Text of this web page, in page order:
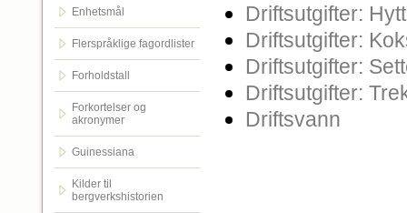
Enhetsmål
Flerspråklige fagordlister
Forholdstall
Forkortelser og
akronymer
Guinessiana
Kilder til
bergverkshistorien
Driftsutgifter:
Driftsutgifter:
Driftsutgifter:
Driftsutgifter:
Driftsvann